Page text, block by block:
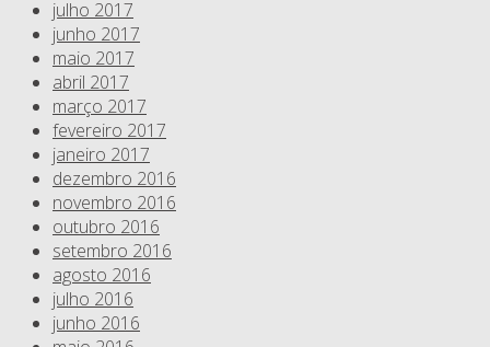
julho 2017
junho 2017
maio 2017
abril 2017
março 2017
fevereiro 2017
janeiro 2017
dezembro 2016
novembro 2016
outubro 2016
setembro 2016
agosto 2016
julho 2016
junho 2016